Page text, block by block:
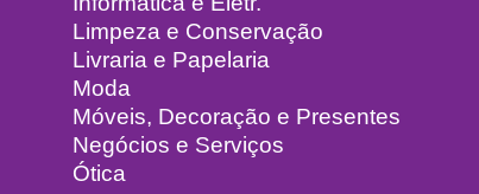
Limpeza e Conservação
Livraria e Papelaria
Moda
Móveis, Decoração e Presentes
Negócios e Serviços
Ótica